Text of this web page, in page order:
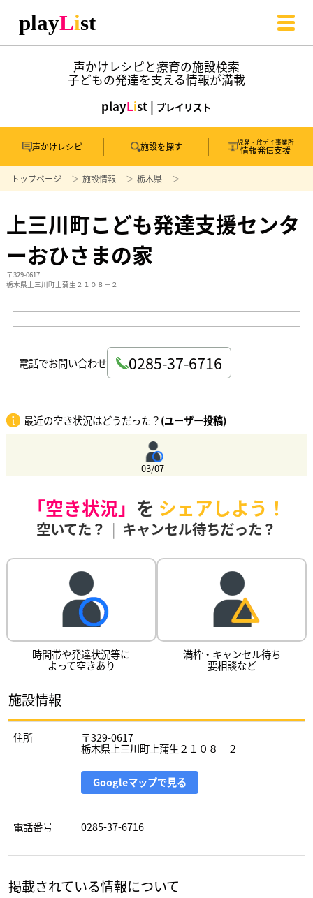
声かけレシピと療育の施設検索
子どもの発達を支える情報が満載
playList | プレイリスト
声かけレシピ 施設を探す 児発・放デイ事業所
情報発信支援
トップページ 施設情報 栃木県
上三川町こども発達支援センタ
ーおひさまの家
〒329-0617
栃木県上三川町上蒲生２１０８－２
電話でお問い合わせ 0285-37-6716
最近の空き状況はどうだった？(ユーザー投稿)
03/07
「空き状況」 を シェアしよう！
空いてた？ | キャンセル待ちだった？
時間帯や発達状況等に
よって空きあり
満枠・キャンセル待ち
要相談など
施設情報
住所 〒329-0617
栃木県上三川町上蒲生２１０８－２
Googleマップで見る
電話番号 0285-37-6716
掲載されている情報について